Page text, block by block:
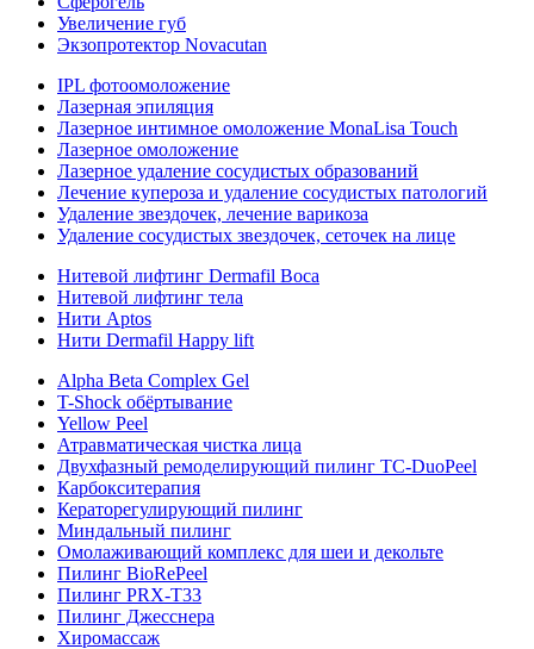
Увеличение губ
Экзопротектор Novacutan
IPL фотоомоложение
Лазерная эпиляция
Лазерное интимное омоложение MonaLisa Touch
Лазерное омоложение
Лазерное удаление сосудистых образований
Лечение купероза и удаление сосудистых патологий
Удаление звездочек, лечение варикоза
Удаление сосудистых звездочек, сеточек на лице
Нитевой лифтинг Dermafil Boca
Нитевой лифтинг тела
Нити Aptos
Нити Dermafil Happy lift
Alpha Beta Complex Gel
T-Shock обёртывание
Yellow Peel
Атравматическая чистка лица
Двухфазный ремоделирующий пилинг TC-DuoPeel
Карбокситерапия
Кераторегулирующий пилинг
Миндальный пилинг
Омолаживающий комплекс для шеи и декольте
Пилинг BioRePeel
Пилинг PRX-T33
Пилинг Джесснера
Хиромассаж